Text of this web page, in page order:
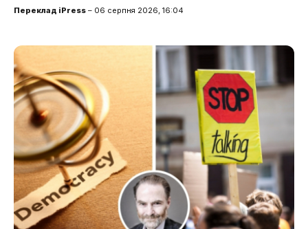
Переклад iPress – 06 серпня 2026, 16:04